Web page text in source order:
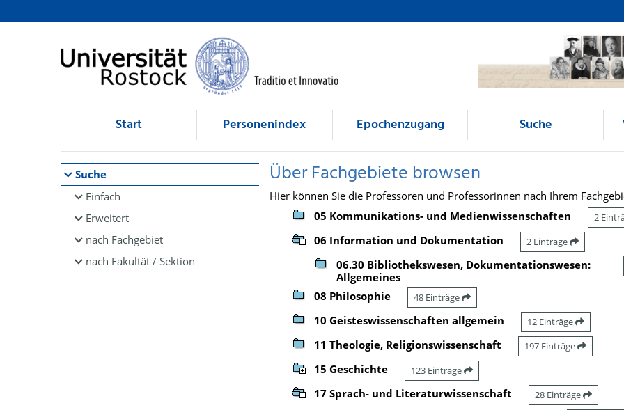
Browsen
direkt zum Inhalt
Start Personenindex Epochenzugang Suche
Suche
Einfach
Erweitert
nach Fachgebiet
nach Fakultät / Sektion
Über Fachgebiete browsen
Hier können Sie die Professoren und Professorinnen nach Ihrem
05 Kommunikations- und Medienwissenschaften
2
06 Information und Dokumentation 2 Einträge
06.30 Bibliothekswesen, Dokumentationswesen:
Allgemeines
08 Philosophie 48 Einträge
10 Geisteswissenschaften allgemein 12 Einträge
11 Theologie, Religionswissenschaft 197 Einträge
15 Geschichte 123 Einträge
17 Sprach- und Literaturwissenschaft 28 Einträge